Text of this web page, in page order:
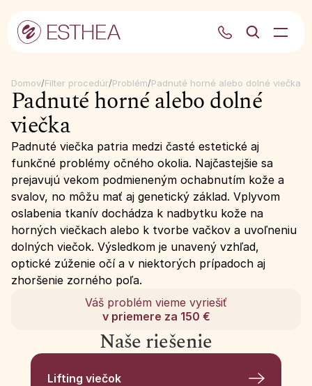
Domov/Filter procedúr/Problém/Padnuté horné alebo dolné viečka
Padnuté horné alebo dolné
viečka
Padnuté viečka patria medzi časté estetické aj
funkčné problémy očného okolia. Najčastejšie sa
prejavujú vekom podmieneným ochabnutím kože a
svalov, no môžu mať aj genetický základ. Vplyvom
oslabenia tkanív dochádza k nadbytku kože na
horných viečkach alebo k tvorbe vačkov a uvoľneniu
dolných viečok. Výsledkom je unavený vzhľad,
optické zúženie očí a v niektorých prípadoch aj
zhoršenie zorného poľa.
Váš problém vieme vyriešiť
v priemere za 150 €
Naše riešenie
Lifting viečok